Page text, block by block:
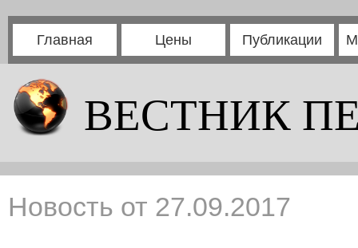
Главная Цены Публикации
ВЕСТНИК
Новость от 27.09.2017